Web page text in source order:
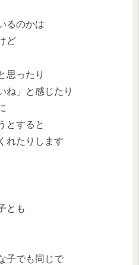
るのかは
ど
思ったり
ね」と感じたり
とすると
れたりします
とも
子でも同じで